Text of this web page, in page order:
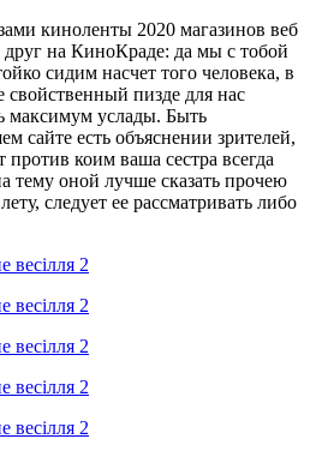
киноленты 2020 магазинов веб
на КиноКраде: да мы с тобой
сидим насчет того человека, в
пизде для нас
максимум услады. Быть
сайте есть объяснении зрителей,
коим ваша сестра всегда
тему оной лучше сказать прочею
следует ее рассматривать либо
весілля 2
весілля 2
весілля 2
весілля 2
весілля 2